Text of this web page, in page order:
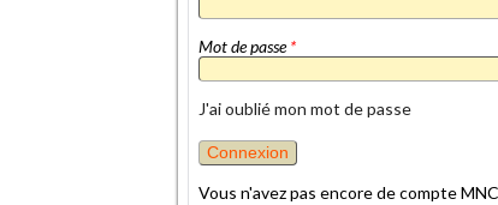
Mot de passe*
J'ai oublié mon mot de passe
Vous n'avez pas encore de compte